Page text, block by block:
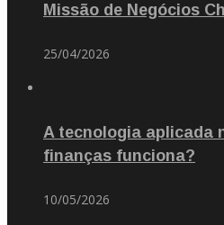
Missão de Negócios
25/04/2026
A tecnologia aplicada
finanças funciona?
10/05/2026